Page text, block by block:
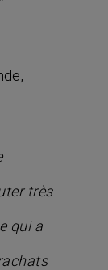
très
qui a